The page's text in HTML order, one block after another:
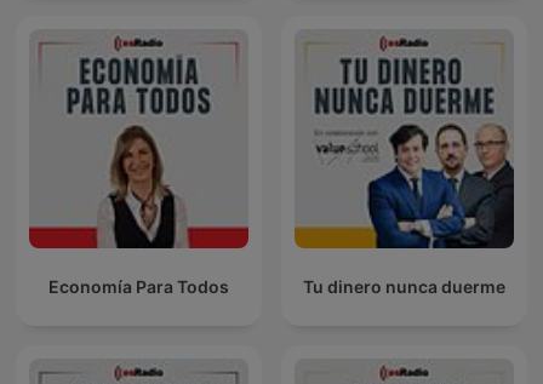
Economía Para Todos Tu dinero nunca duerme